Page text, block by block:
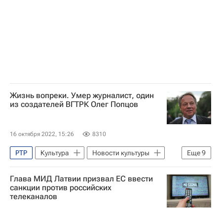
Жизнь вопреки. Умер журналист, один
из создателей ВГТРК Олег Попцов
16 октября 2022, 15:26 8310
Еще9
РТР Культура
Новости культуры
Олег Попцов
ВГТРК
Олег Добродеев
Булат Окуджава
90-е годы
Глава МИД Латвии призвал ЕС ввести
санкции против российских
телеканалов